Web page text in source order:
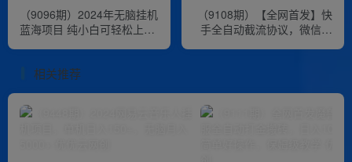
（9096期）2024年无脑挂机
蓝海项目 纯小白可轻松上手
（9108期）【全网首发】快
手全自动截流协议，微信每
相关推荐